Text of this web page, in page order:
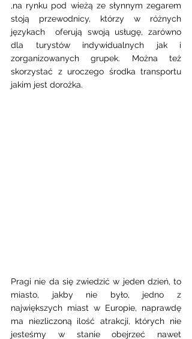
,na rynku pod wieżą ze słynnym zegarem
stoją przewodnicy, którzy w różnych
językach  oferują swoją usługę, zarówno
dla turystów indywidualnych jak i
zorganizowanych grupek. Można też
skorzystać z uroczego środka transportu
jakim jest dorożka.
Pragi nie da się zwiedzić w jeden dzień, to
miasto, jakby nie było, jedno z
największych miast w Europie, naprawdę
ma niezliczoną ilość atrakcji, których nie
jesteśmy w stanie obejrzeć nawet